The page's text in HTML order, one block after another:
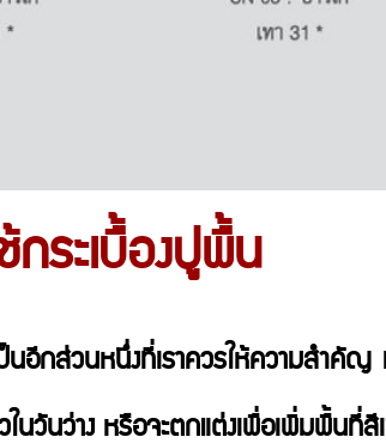
กระเบื้องปูพื้น
วนหนึ่งที่เราควรให้ความสำคัญ เพ
นวันว่าง หรือจะตกแต่งเพื่อเพิ่มพื้นที่สี